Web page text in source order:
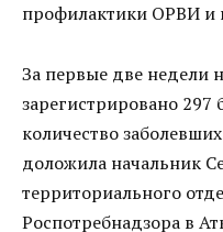
профилактики ОРВИ и
За первые две недели
зарегистрировано
количество
доложила начальник
территориального
Роспотребнадзора в